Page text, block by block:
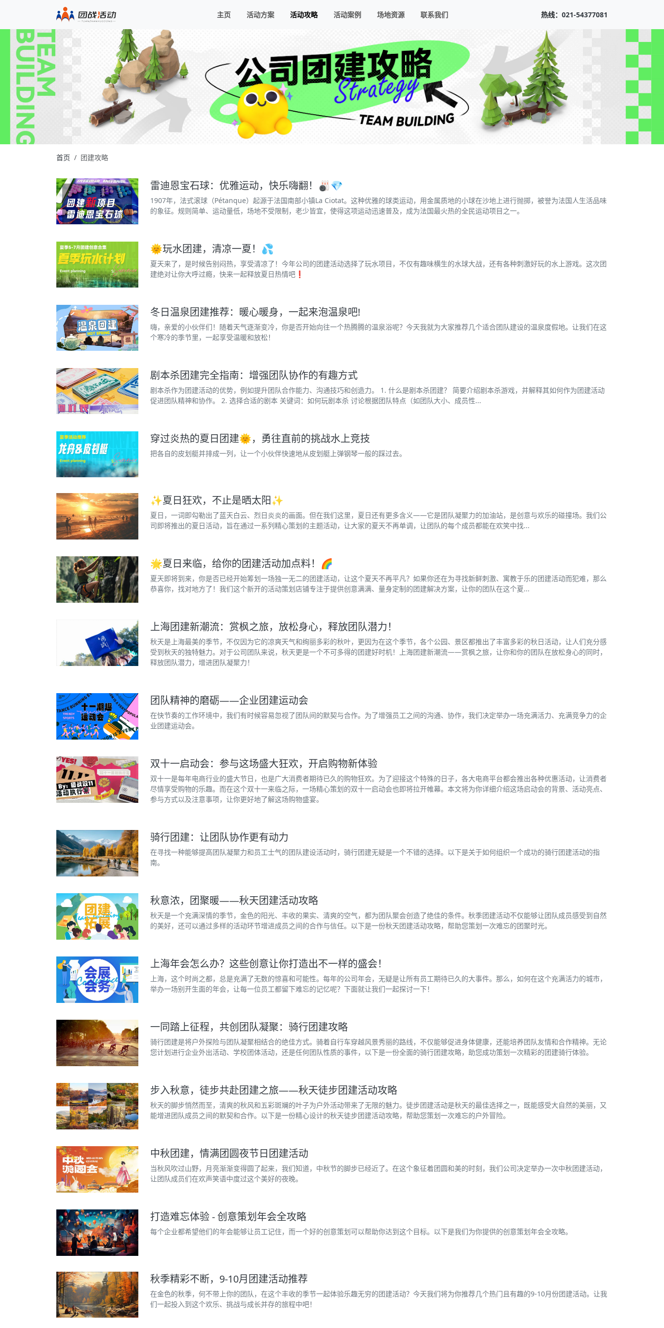
主页 活动方案 活动攻略 活动案例 场地资源 联系我们 热线： 021-54377081
首页 团建攻略
雷迪恩宝石球：优雅运动，快乐嗨翻！🎳💎
1907年，法式滚球（Pétanque）起源于法国南部小镇La Ciotat。这种优雅的球类运动，用金属质地的小球在沙地上进行抛掷，被誉为法国人生活品味
的象征。规则简单、运动量低，场地不受限制，老少皆宜，使得这项运动迅速普及，成为法国最火热的全民运动项目之一。
🌞玩水团建，清凉一夏！💦
夏天来了，是时候告别闷热，享受清凉了！今年公司的团建活动选择了玩水项目，不仅有趣味横生的水球大战，还有各种刺激好玩的水上游戏。这次团
建绝对让你大呼过瘾，快来一起释放夏日热情吧❗
冬日温泉团建推荐：暖心暖身，一起来泡温泉吧!
嗨，亲爱的小伙伴们！随着天气逐渐变冷，你是否开始向往一个热腾腾的温泉浴呢？今天我就为大家推荐几个适合团队建设的温泉度假地。让我们在这
个寒冷的季节里，一起享受温暖和放松！
剧本杀团建完全指南：增强团队协作的有趣方式
剧本杀作为团建活动的优势，例如提升团队合作能力、沟通技巧和创造力。 1. 什么是剧本杀团建？ 简要介绍剧本杀游戏，并解释其如何作为团建活动
促进团队精神和协作。 2. 选择合适的剧本 关键词：如何玩剧本杀 讨论根据团队特点（如团队大小、成员性...
穿过炎热的夏日团建🌞，勇往直前的挑战水上竞技
把各自的皮划艇并排成一列，让一个小伙伴快速地从皮划艇上弹钢琴一般的踩过去。
✨夏日狂欢，不止是晒太阳✨
夏日，一词即勾勒出了蓝天白云、烈日炎炎的画面。但在我们这里，夏日还有更多含义——它是团队凝聚力的加油站，是创意与欢乐的碰撞场。我们公
司即将推出的夏日活动，旨在通过一系列精心策划的主题活动，让大家的夏天不再单调，让团队的每个成员都能在欢笑中找...
🌟夏日来临，给你的团建活动加点料！🌈
夏天即将到来，你是否已经开始筹划一场独一无二的团建活动，让这个夏天不再平凡？如果你还在为寻找新鲜刺激、寓教于乐的团建活动而犯难，那么
恭喜你，找对地方了！我们这个新开的活动策划店铺专注于提供创意满满、量身定制的团建解决方案，让你的团队在这个夏...
上海团建新潮流：赏枫之旅，放松身心，释放团队潜力！
秋天是上海最美的季节，不仅因为它的凉爽天气和绚丽多彩的秋叶，更因为在这个季节，各个公园、景区都推出了丰富多彩的秋日活动，让人们充分感
受到秋天的独特魅力。对于公司团队来说，秋天更是一个不可多得的团建好时机！上海团建新潮流——赏枫之旅，让你和你的团队在放松身心的同时，
释放团队潜力，增进团队凝聚力！
团队精神的磨砺——企业团建运动会
在快节奏的工作环境中，我们有时候容易忽视了团队间的默契与合作。为了增强员工之间的沟通、协作，我们决定举办一场充满活力、充满竞争力的企
业团建运动会。
双十一启动会：参与这场盛大狂欢，开启购物新体验
双十一是每年电商行业的盛大节日，也是广大消费者期待已久的购物狂欢。为了迎接这个特殊的日子，各大电商平台都会推出各种优惠活动，让消费者
尽情享受购物的乐趣。而在这个双十一来临之际，一场精心策划的双十一启动会也即将拉开帷幕。本文将为你详细介绍这场启动会的背景、活动亮点、
参与方式以及注意事项，让你更好地了解这场购物盛宴。
骑行团建：让团队协作更有动力
在寻找一种能够提高团队凝聚力和员工士气的团队建设活动时，骑行团建无疑是一个不错的选择。以下是关于如何组织一个成功的骑行团建活动的指
南。
秋意浓，团聚暖——秋天团建活动攻略
秋天是一个充满深情的季节，金色的阳光、丰收的果实、清爽的空气，都为团队聚会创造了绝佳的条件。秋季团建活动不仅能够让团队成员感受到自然
的美好，还可以通过多样的活动环节增进成员之间的合作与信任。以下是一份秋天团建活动攻略，帮助您策划一次难忘的团聚时光。
上海年会怎么办？这些创意让你打造出不一样的盛会！
上海，这个时尚之都，总是充满了无数的惊喜和可能性。每年的公司年会，无疑是让所有员工期待已久的大事件。那么，如何在这个充满活力的城市，
举办一场别开生面的年会，让每一位员工都留下难忘的记忆呢？下面就让我们一起探讨一下！
一同踏上征程，共创团队凝聚：骑行团建攻略
骑行团建是将户外探险与团队凝聚相结合的绝佳方式。骑着自行车穿越风景秀丽的路线，不仅能够促进身体健康，还能培养团队友情和合作精神。无论
您计划进行企业外出活动、学校团体活动，还是任何团队性质的事件，以下是一份全面的骑行团建攻略，助您成功策划一次精彩的团建骑行体验。
步入秋意，徒步共赴团建之旅——秋天徒步团建活动攻略
秋天的脚步悄然而至，清爽的秋风和五彩斑斓的叶子为户外活动带来了无限的魅力。徒步团建活动是秋天的最佳选择之一，既能感受大自然的美丽，又
能增进团队成员之间的默契和合作。以下是一份精心设计的秋天徒步团建活动攻略，帮助您策划一次难忘的户外冒险。
中秋团建，情满团圆夜节日团建活动
当秋风吹过山野，月亮渐渐变得圆了起来，我们知道，中秋节的脚步已经近了。在这个象征着团圆和美的时刻，我们公司决定举办一次中秋团建活动，
让团队成员们在欢声笑语中度过这个美好的夜晚。
打造难忘体验 - 创意策划年会全攻略
每个企业都希望他们的年会能够让员工记住，而一个好的创意策划可以帮助你达到这个目标。以下是我们为你提供的创意策划年会全攻略。
秋季精彩不断，9-10月团建活动推荐
在金色的秋季，何不带上你的团队，在这个丰收的季节一起体验乐趣无穷的团建活动？今天我们将为你推荐几个热门且有趣的9-10月份团建活动。让我
们一起投入到这个欢乐、挑战与成长并存的旅程中吧！